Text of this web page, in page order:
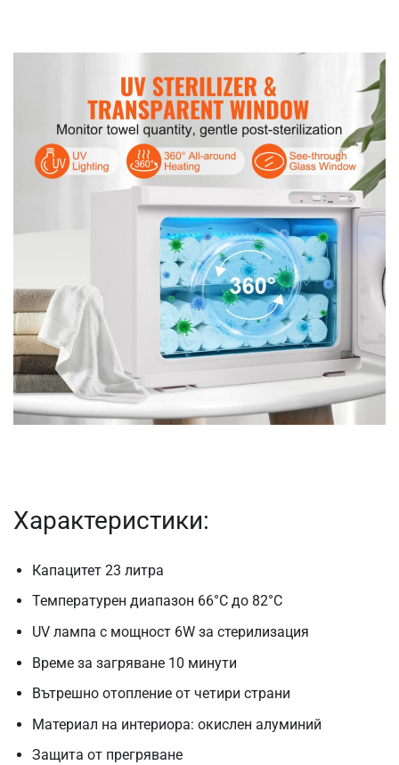
Характеристики:
Капацитет 23 литра
Температурен диапазон 66°C до 82°C
UV лампа с мощност 6W за стерилизация
Време за загряване 10 минути
Вътрешно отопление от четири страни
Материал на интериора: окислен алуминий
Защита от прегряване